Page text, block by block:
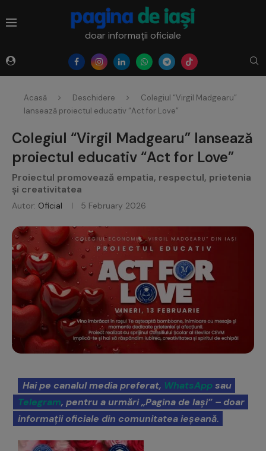
doar informații oficiale
Acasă Deschidere
Colegiul “Virgil Madgearu”
lansează proiectul educativ “Act for Love”
Colegiul “Virgil Madgearu” lansează
proiectul educativ “Act for Love”
Proiectul promovează empatia, respectul, prietenia
și creativitatea
Autor: Oficial 5 February 2026
Hai pe canalul media preferat, WhatsAppsau
Telegram, pentru a urmări „Pagina de Iași” – doar
informații oficiale din comunitatea ieșeană.